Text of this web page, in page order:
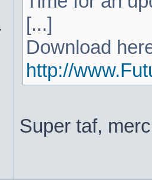
[...]
Download
http://
Super taf,